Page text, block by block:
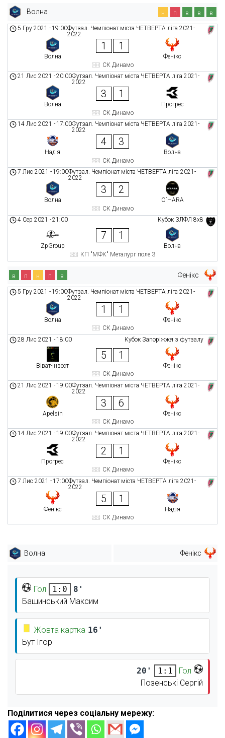
Волна н п в в в
Футзал. Чемпіонат міста ЧЕТВЕРТА ліга 2021-
2022
5 Гру 2021 -19:00
Волна
1 1
Фенікс
СК Динамо
Футзал. Чемпіонат міста ЧЕТВЕРТА ліга 2021-
2022
21 Лис 2021 -20:00
Волна
3 1
Прогрес
СК Динамо
Футзал. Чемпіонат міста ЧЕТВЕРТА ліга 2021-
2022
14 Лис 2021 -17:00
Надія
4 3
Волна
СК Динамо
Футзал. Чемпіонат міста ЧЕТВЕРТА ліга 2021-
2022
7 Лис 2021 -19:00
Волна
3 2
O`HARA
СК Динамо
Кубок ЗЛФЛ 8х8
4 Сер 2021 -21:00
ZpGroup
7 1
Волна
КП "МФК" Металург поле 3
Фенікс
в п н п в
Футзал. Чемпіонат міста ЧЕТВЕРТА ліга 2021-
2022
5 Гру 2021 -19:00
Волна
1 1
Фенікс
СК Динамо
Кубок Запоріжжя з футзалу
28 Лис 2021 -18:00
Віват-Інвест
5 1
Фенікс
СК Динамо
Футзал. Чемпіонат міста ЧЕТВЕРТА ліга 2021-
2022
21 Лис 2021 -19:00
Apelsin
3 6
Фенікс
СК Динамо
Футзал. Чемпіонат міста ЧЕТВЕРТА ліга 2021-
2022
14 Лис 2021 -19:00
Прогрес
2 1
Фенікс
СК Динамо
Футзал. Чемпіонат міста ЧЕТВЕРТА ліга 2021-
2022
7 Лис 2021 -17:00
Фенікс
5 1
Надія
СК Динамо
Волна Фенікс
Гол 1:0
8'
Башинський Максим
Жовта картка 16'
Бут Ігор
20' 1:1
Гол
Позенські Сергій
Поділитися через соціальну мережу: